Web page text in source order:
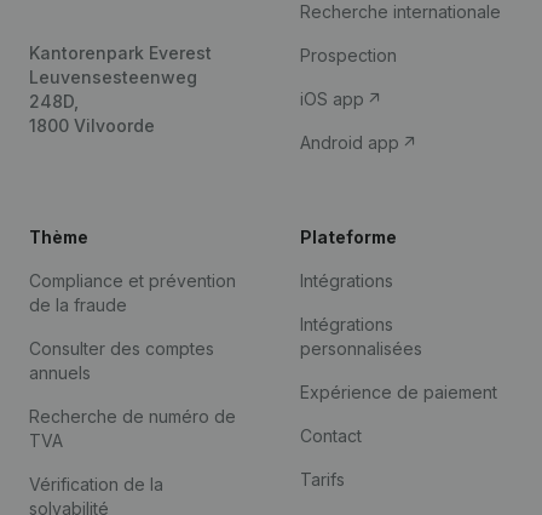
Kantorenpark Everest
Leuvensesteenweg
248D,
1800 Vilvoorde
Recherche internationale
Prospection
iOS app
Android app
Thème
Compliance et prévention
de la fraude
Consulter des comptes
annuels
Recherche de numéro de
TVA
Vérification de la
solvabilité
Plateforme
Intégrations
Intégrations
personnalisées
Expérience de paiement
Contact
Tarifs